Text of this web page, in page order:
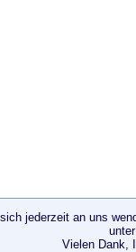
jederzeit an uns
Vielen Dank,